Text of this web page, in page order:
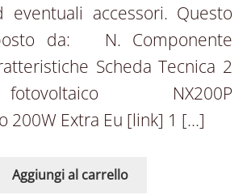
eventuali accessori. Questo
da: N. Componente
Scheda Tecnica 2
fotovoltaico NX200P
200W Extra Eu [link] 1 […]
Aggiungi al carrello